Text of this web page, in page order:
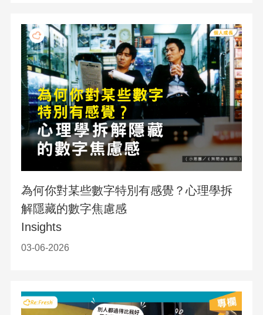
為何你對某些數字特別有感覺？心理學拆
解隱藏的數字焦慮感
Insights
03-06-2026